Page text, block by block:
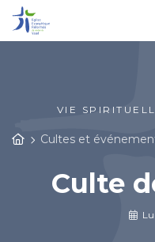
VIE
Cultes et
Culte
Panneau de gestion des